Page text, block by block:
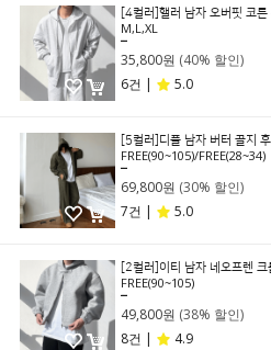
[4컬러]핼러 남자 오버핏 코
M,L,XL
35,800원 (40% 할인)
6건 |
5.0
[5컬러]디플 남자 버터 골지
FREE(90~105)/FREE(28~34)
69,800원 (30% 할인)
7건 |
5.0
[2컬러]이티 남자 네오프렌
FREE(90~105)
49,800원 (38% 할인)
8건 |
4.9